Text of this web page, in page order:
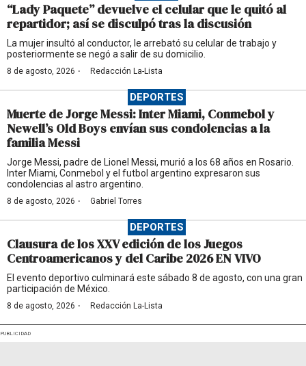
“Lady Paquete” devuelve el celular que le quitó al
repartidor; así se disculpó tras la discusión
La mujer insultó al conductor, le arrebató su celular de trabajo y
posteriormente se negó a salir de su domicilio.
8 de agosto, 2026 · Redacción La-Lista
DEPORTES
Muerte de Jorge Messi: Inter Miami, Conmebol y
Newell’s Old Boys envían sus condolencias a la
familia Messi
Jorge Messi, padre de Lionel Messi, murió a los 68 años en Rosario.
Inter Miami, Conmebol y el futbol argentino expresaron sus
condolencias al astro argentino.
8 de agosto, 2026 · Gabriel Torres
DEPORTES
Clausura de los XXV edición de los Juegos
Centroamericanos y del Caribe 2026 EN VIVO
El evento deportivo culminará este sábado 8 de agosto, con una gran
participación de México.
8 de agosto, 2026 · Redacción La-Lista
PUBLICIDAD